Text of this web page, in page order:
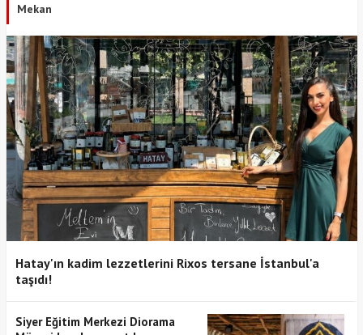
Mekan
Hatay'ın kadim lezzetlerini Rixos tersane İstanbul'a
taşıdı!
Siyer Eğitim Merkezi Diorama